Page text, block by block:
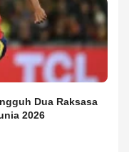
Dua Raksasa
2026